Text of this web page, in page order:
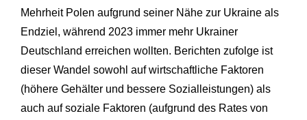
Mehrheit Polen aufgrund seiner Nähe zur Ukraine als
Endziel, während 2023 immer mehr Ukrainer
Deutschland erreichen wollten. Berichten zufolge ist
dieser Wandel sowohl auf wirtschaftliche Faktoren
(höhere Gehälter und bessere Sozialleistungen) als
auch auf soziale Faktoren (aufgrund des Rates von